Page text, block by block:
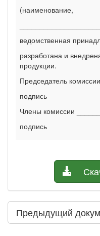
(наименование,
ведомственная
разработана и
продукции.
Председатель
подпись
Члены комиссии
подпись
Предыдущий